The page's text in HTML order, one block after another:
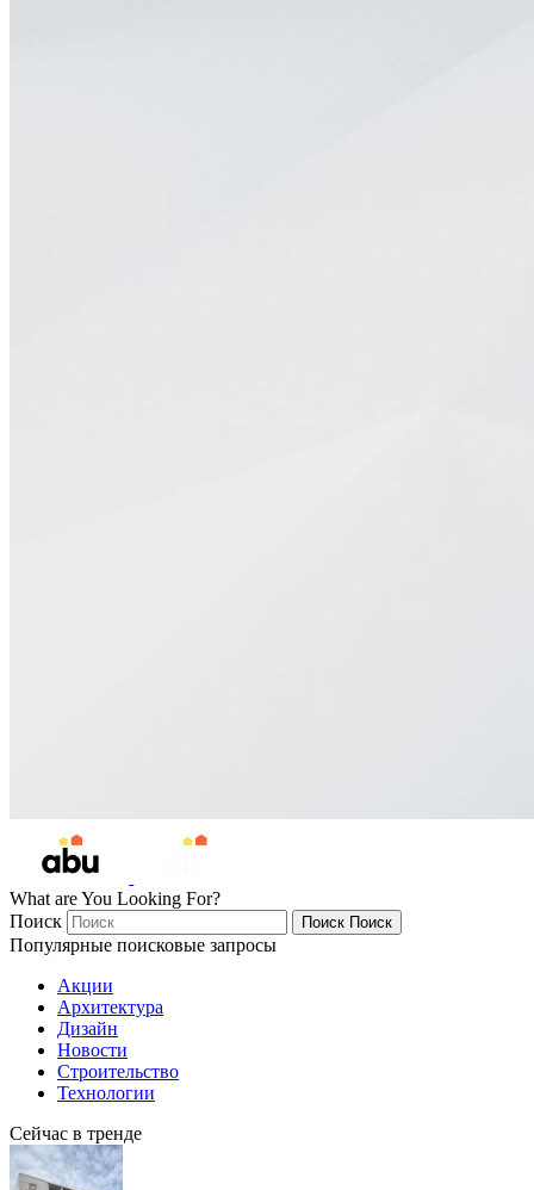
What are You Looking For?
Поиск
Поиск Поиск
Популярные поисковые запросы
Акции
Архитектура
Дизайн
Новости
Строительство
Технологии
Сейчас в тренде